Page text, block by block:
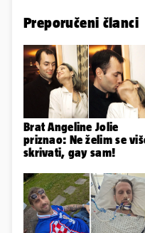
Preporučeni članci
Brat Angeline Jolie
priznao: Ne želim se
skrivati, gay sam!